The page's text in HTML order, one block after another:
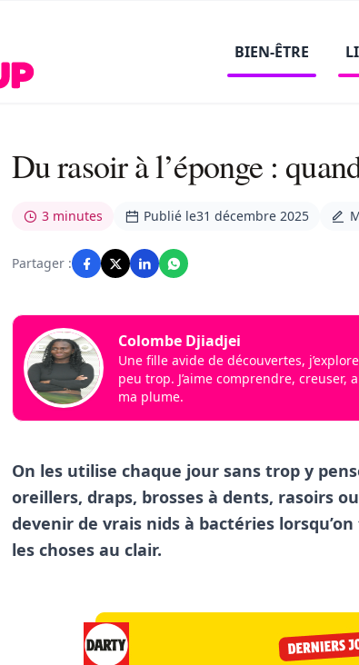
BIEN-ÊTRE
Du rasoir à l’éponge :
3 minutes Publié le31 décembre 2025
Partager :
Colombe Djiadjei
Une fille avide de découvertes,
peu trop. J’aime comprendre, creuser,
ma plume.
On les utilise chaque jour sans trop y
oreillers, draps, brosses à dents, rasoirs
devenir de vrais nids à bactéries
les choses au clair.